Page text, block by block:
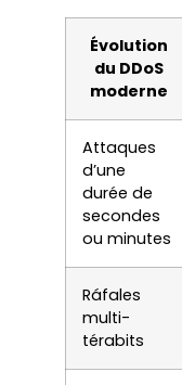
Évolution
du DDoS
moderne
Attaques
d’une
durée de
secondes
ou minutes
Ráfales
multi-
térabits